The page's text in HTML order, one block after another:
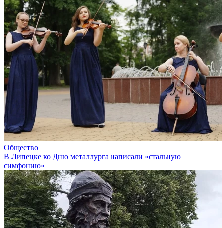
Общество
В Липецке ко Дню металлурга написали «стальную
симфонию»